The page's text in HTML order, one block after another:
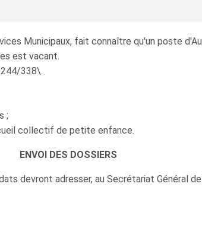
Municipaux, fait connaître qu'un poste
est vacant.
338\.
;
collectif de petite enfance.
ENVOI DES DOSSIERS
devront adresser, au Secrétariat Général